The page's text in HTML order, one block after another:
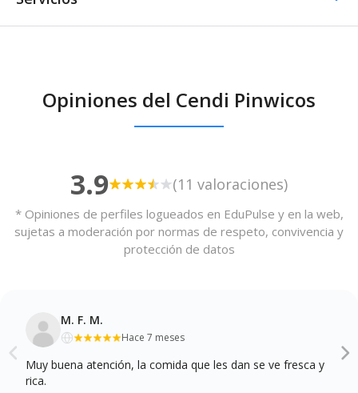
Comedor / Cafetería -
Opiniones del Cendi Pinwicos
3.9 (11 valoraciones)
* Opiniones de perfiles logueados en EduPulse y en la web,
sujetas a moderación por normas de respeto, convivencia y
protección de datos
M. F. M.
Hace 7 meses
Muy buena atención, la comida que les dan se ve fresca y
rica.